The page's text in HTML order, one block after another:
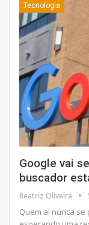
Tecnologia
Google vai
buscador
Beatriz Oliveira
Quem aí nunca se